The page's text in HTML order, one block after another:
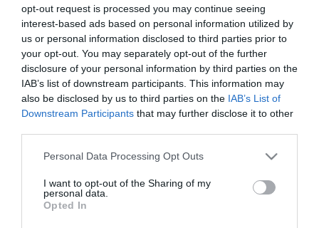
opt-out request is processed you may continue seeing
interest-based ads based on personal information utilized by
us or personal information disclosed to third parties prior to
your opt-out. You may separately opt-out of the further
disclosure of your personal information by third parties on the
IAB’s list of downstream participants. This information may
also be disclosed by us to third parties on the IAB’s List of
Downstream Participants that may further disclose it to other
Please note that this website/app uses one or more Google
not limited to your visit or usage behaviour. You may click to
grant or deny consent to Google and its third-party tags to
use your data for below specified purposes in below Google
Personal Data Processing Opt Outs
I want to opt-out of the Sharing of my
personal data.
Opted In